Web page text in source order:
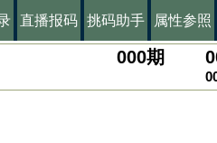
直播报码 挑码助手 属性参照
000期